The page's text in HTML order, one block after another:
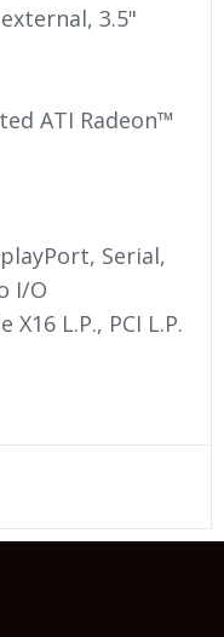
3.5"
ATI Radeon™
Serial,
I/O
X16 L.P., PCI L.P.